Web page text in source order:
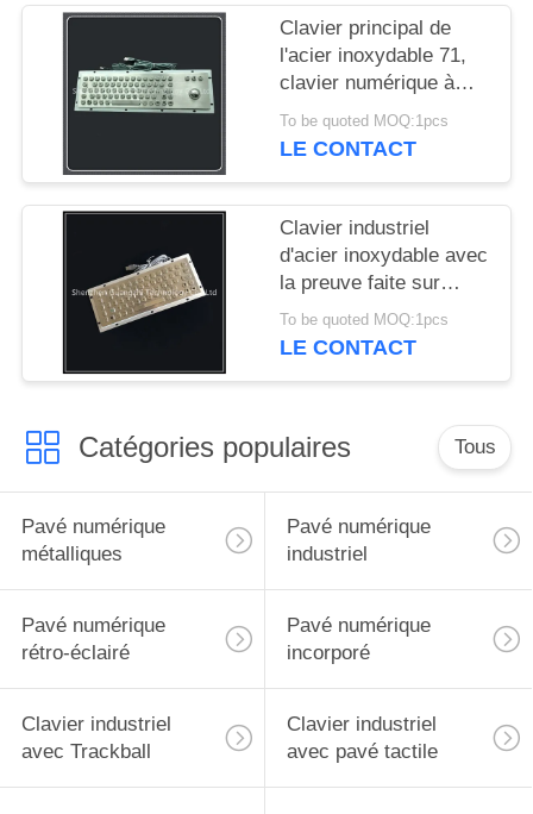
Clavier principal de
l'acier inoxydable 71,
clavier numérique à
l'épreuve du
vandalisme avec la
To be quoted MOQ:1pcs
LE CONTACT
Clavier industriel
d'acier inoxydable avec
la preuve faite sur
commande de rouille
de disposition de boule
To be quoted MOQ:1pcs
LE CONTACT
Catégories populaires Tous
Pavé numérique
métalliques
Pavé numérique
industriel
Pavé numérique
rétro-éclairé
Pavé numérique
incorporé
Clavier industriel
avec Trackball
Clavier industriel
avec pavé tactile